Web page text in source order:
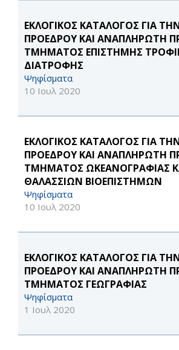
ΕΚΛΟΓΙΚΟΣ ΚΑΤΑΛΟΓΟΣ ΓΙΑ
ΠΡΟΕΔΡΟΥ ΚΑΙ ΑΝΑΠΛΗΡΩΤΗ
ΤΜΗΜΑΤΟΣ ΕΠΙΣΤΗΜΗΣ
ΔΙΑΤΡΟΦΗΣ
Ψηφίσματα
10 Ιουλ 2020
ΕΚΛΟΓΙΚΟΣ ΚΑΤΑΛΟΓΟΣ ΓΙΑ
ΠΡΟΕΔΡΟΥ ΚΑΙ ΑΝΑΠΛΗΡΩΤΗ
ΤΜΗΜΑΤΟΣ ΩΚΕΑΝΟΓΡΑΦΙΑΣ
ΘΑΛΑΣΣΙΩΝ ΒΙΟΕΠΙΣΤΗΜΩΝ
Ψηφίσματα
10 Ιουλ 2020
ΕΚΛΟΓΙΚΟΣ ΚΑΤΑΛΟΓΟΣ ΓΙΑ
ΠΡΟΕΔΡΟΥ ΚΑΙ ΑΝΑΠΛΗΡΩΤΗ
ΤΜΗΜΑΤΟΣ ΓΕΩΓΡΑΦΙΑΣ
Ψηφίσματα
1 Ιουλ 2020